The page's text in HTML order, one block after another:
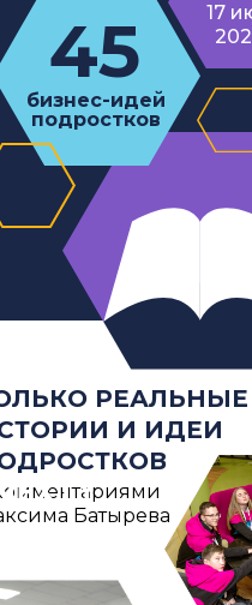
45
бизнес-идей
подростков
17
Батырева
РЕАЛЬНЫЕ
И ИДЕИ